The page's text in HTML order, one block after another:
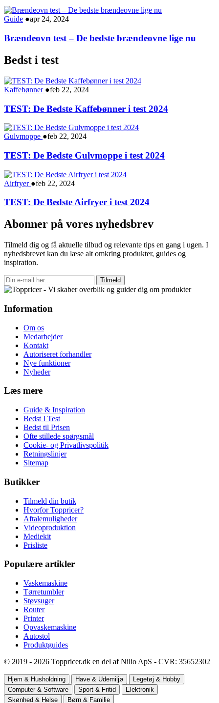
Guide ●apr 24, 2024
Brændeovn test – De bedste brændeovne lige nu
Bedst i test
Kaffebønner ●feb 22, 2024
TEST: De Bedste Kaffebønner i test 2024
Gulvmoppe ●feb 22, 2024
TEST: De Bedste Gulvmoppe i test 2024
Airfryer ●feb 22, 2024
TEST: De Bedste Airfryer i test 2024
Abonner på vores nyhedsbrev
Tilmeld dig og få aktuelle tilbud og relevante tips en gang i ugen. I
nyhedsbrevet kan du læse alt omkring produkter, guides og
inspiration.
Tilmeld
Information
Om os
Medarbejder
Kontakt
Autoriseret forhandler
Nye funktioner
Nyheder
Læs mere
Guide & Inspiration
Bedst I Test
Bedst til Prisen
Ofte stillede spørgsmål
Cookie- og Privatlivspolitik
Retningslinjer
Sitemap
Butikker
Tilmeld din butik
Hvorfor Toppricer?
Aftalemuligheder
Videoproduktion
Mediekit
Prisliste
Populære artikler
Vaskemaskine
Tørretumbler
Støvsuger
Router
Printer
Opvaskemaskine
Autostol
Produktguides
© 2019 - 2026 Toppricer.dk en del af Nilio ApS - CVR: 35652302
Hjem & Husholdning Have & Udemiljø
Legetøj & Hobby
Computer & Software
Sport & Fritid
Elektronik
Skønhed & Helse
Børn & Familie